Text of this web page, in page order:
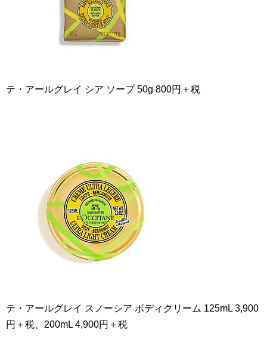
テ・アールグレイ シア ソープ 50g 800円＋税
テ・アールグレイ スノーシア ボディクリーム 125mL 3,900
円＋税、200mL 4,900円＋税